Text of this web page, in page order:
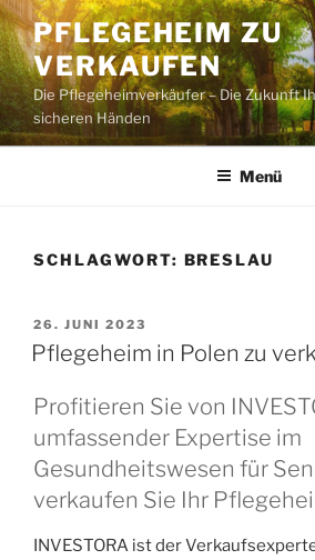
Zum
Inhalt
springen
PFLEGEHEIM ZU
VERKAUFEN
Die Pflegeheimverkäufer – Die Zukunft
sicheren Händen
Menü
SCHLAGWORT: BRESLAU
VERÖFFENTLICHT
AM
26. JUNI 2023
Pflegeheim in Polen zu
Profitieren Sie von
umfassender Expertise im
Gesundheitswesen für
verkaufen Sie Ihr
INVESTORA ist der